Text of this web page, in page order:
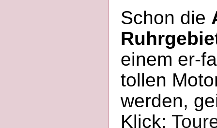
Schon die
einem er-
tollen
werden,
Klick: